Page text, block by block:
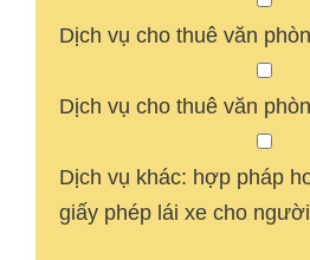
Dịch vụ cho thuê văn
Dịch vụ cho thuê văn
Dịch vụ khác: hợp pháp
giấy phép lái xe cho